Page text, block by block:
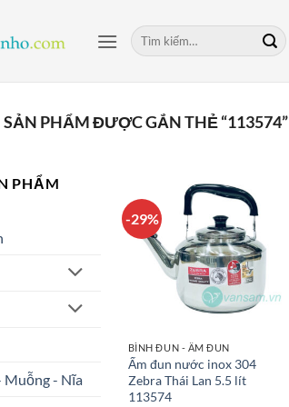
Tìm
kiếm:
SẢN PHẨM ĐƯỢC GẮN THẺ “113574”
PHẨM
Muỗng - Nĩa
-29%
BÌNH ĐUN - ẤM ĐUN
Ấm đun nước inox 304
Zebra Thái Lan 5.5 lít
113574